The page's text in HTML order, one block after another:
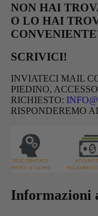
NON HAI
O LO HAI
SCRIVICI!
INVIATECI MAIL
PIEDINO,
RICHIESTO:
RISPONDEREMO
Informazioni